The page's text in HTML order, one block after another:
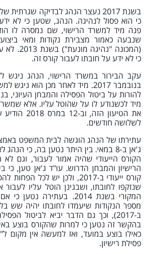
בשנת 2017 נעצר הנהג לבדיקה
כי הוא פסול לנהיגה. הנהג, שטען כי לא
פנה מיד למשרד הרישוי, שם נמסרה לו
שנבעה כאמור מצבירת נקודות ומאי
(המכונה
כי לא ידע על חובתו לעבור קורס זה.
עקב הבירור במשרד הרישוי, הנהג ניגש
בנובמבר 2017. מיד לאחר מכן הוא
להורות על ביטול הפסילה והמבחן העיוני,
מיד לכשנודע לו על שהוטל עליו. אלא
את הטיעון הזה,
לשלושה חודשים.
עתירתו של הנהג הוגשה לבית המשפט
ג'אן ב-8 במאי. בין היתר נטען בה, כי
הקורס הייעודי שהיה אמור לעבור, וגם
הרישיון והמבחן הדרוש. עו"ד ג'אן טען, כי
קורס ייעודי ב-2017, ולכן יש לכל
שנזקפו לחובתו, ושבגינן הוטל עליו לעבור
המקורי בשנת 2014. בעתירה
מספר הנקודות שיעמדו לחובתו יהיה שש
ב-2017), וכך גם הדבר יביא לביטול
בהקשר זה נטען כי למרות שהקורס בוצע
כאילו בוצע במועד, ואז למעשה אין מקום
פסילת רישיון.